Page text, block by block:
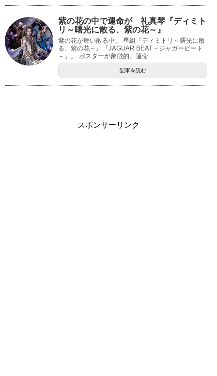
紫の花の中で運命が 礼真琴『ディミト
リ～曙光に散る、紫の花～』
紫の花が舞い散る中、 星組『ディミトリ～曙光に散
る、紫の花～』『JAGUAR BEAT－ジャガービート
－』。 ポスターが象徴的。運命...
記事を読む
スポンサーリンク